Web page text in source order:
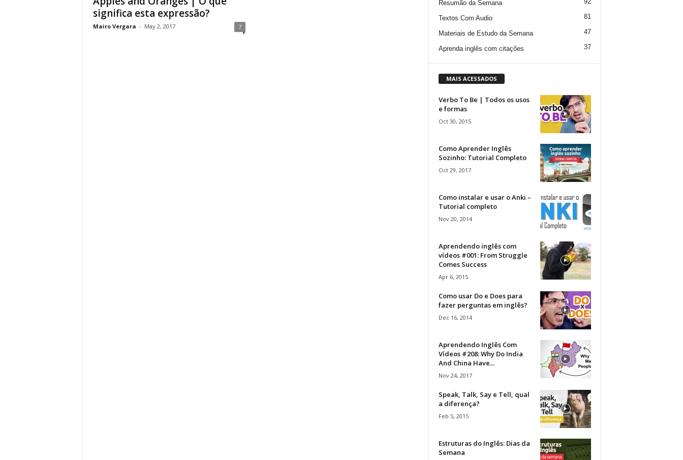
significa esta expressão?
Mairo Vergara - May 2, 2017 7
Resumão da Semana
Textos Com Audio 81
Materiais de Estudo da Semana 47
Aprenda inglês com citações 37
MAIS ACESSADOS
Verbo To Be | Todos os usos
e formas
Oct 30, 2015
Como Aprender Inglês
Sozinho: Tutorial Completo
Oct 29, 2017
Como instalar e usar o Anki –
Tutorial completo
Nov 20, 2014
Aprendendo inglês com
vídeos #001: From Struggle
Comes Success
Apr 6, 2015
Como usar Do e Does para
fazer perguntas em inglês?
Dec 16, 2014
Aprendendo Inglês Com
Vídeos #208: Why Do India
And China Have...
Nov 24, 2017
Speak, Talk, Say e Tell, qual
a diferença?
Feb 5, 2015
Estruturas do Inglês: Dias da
Semana